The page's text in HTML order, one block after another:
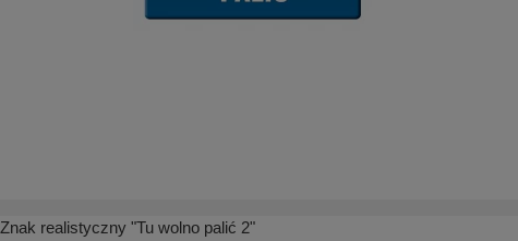
Znak realistyczny "Tu wolno palić 2"